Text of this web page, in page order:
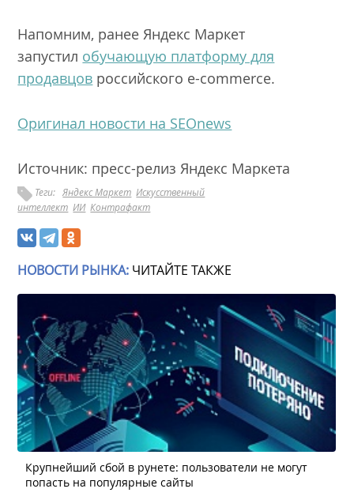
Напомним, ранее Яндекс Маркет
запустил обучающую платформу для
продавцов российского e-commerce.
Оригинал новости на SEOnews
Источник: пресс-релиз Яндекс Маркета
Теги: Яндекс Маркет Искусственный
интеллект ИИ Контрафакт
НОВОСТИ РЫНКА: ЧИТАЙТЕ ТАКЖЕ
Крупнейший сбой в рунете: пользователи не могут
попасть на популярные сайты